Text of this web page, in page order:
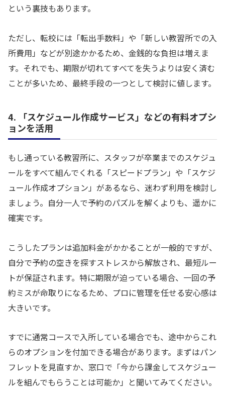
という裏技もあります。
ただし、転校には「転出手数料」や「新しい教習所での入
所費用」などが別途かかるため、金銭的な負担は増えま
す。それでも、期限が切れてすべてを失うよりは安く済む
ことが多いため、最終手段の一つとして検討に値します。
4. 「スケジュール作成サービス」などの有料オプシ
ョンを活用
もし通っている教習所に、スタッフが卒業までのスケジュ
ールをすべて組んでくれる「スピードプラン」や「スケジ
ュール作成オプション」があるなら、迷わず利用を検討し
ましょう。自分一人で予約のパズルを解くよりも、遥かに
確実です。
こうしたプランは追加料金がかかることが一般的ですが、
自分で予約の空きを探すストレスから解放され、最短ルー
トが保証されます。特に期限が迫っている場合、一回の予
約ミスが命取りになるため、プロに管理を任せる安心感は
大きいです。
すでに通常コースで入所している場合でも、途中からこれ
らのオプションを付加できる場合があります。まずはパン
フレットを見直すか、窓口で「今から課金してスケジュー
ルを組んでもらうことは可能か」と聞いてみてください。